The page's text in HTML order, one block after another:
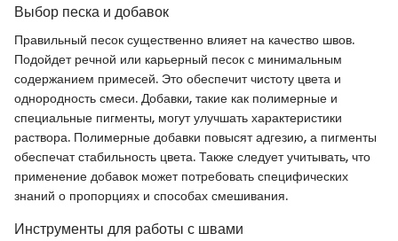
Выбор песка и добавок
Правильный песок существенно влияет на качество швов.
Подойдет речной или карьерный песок с минимальным
содержанием примесей. Это обеспечит чистоту цвета и
однородность смеси. Добавки, такие как полимерные и
специальные пигменты, могут улучшать характеристики
раствора. Полимерные добавки повысят адгезию, а пигменты
обеспечат стабильность цвета. Также следует учитывать, что
применение добавок может потребовать специфических
знаний о пропорциях и способах смешивания.
Инструменты для работы с швами